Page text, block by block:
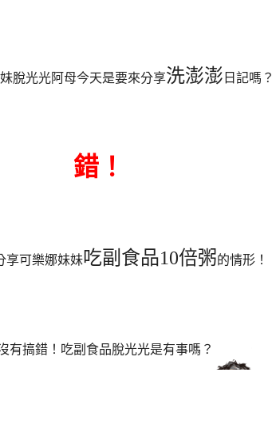
脫光光阿母今天是要來分享洗澎澎 日記嗎？
錯！
享可樂娜妹妹吃副食品10倍粥的情形！
有搞錯！吃副食品脫光光是有事嗎？